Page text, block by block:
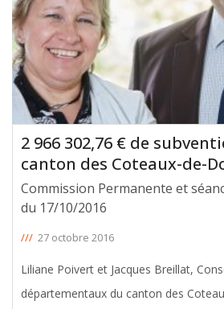
2 966 302,76 € de
canton des Coteaux-de-
Commission Permanente et
du 17/10/2016
/// 27 octobre 2016
Liliane Poivert et Jacques Breillat,
départementaux du canton des